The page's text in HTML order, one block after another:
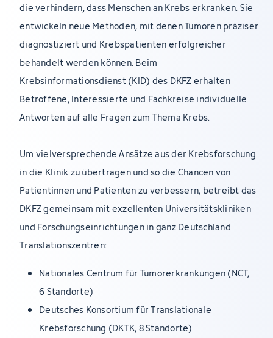
die verhindern, dass Menschen an Krebs erkranken. Sie
entwickeln neue Methoden, mit denen Tumoren präziser
diagnostiziert und Krebspatienten erfolgreicher
behandelt werden können. Beim
Krebsinformationsdienst (KID) des DKFZ erhalten
Betroffene, Interessierte und Fachkreise individuelle
Antworten auf alle Fragen zum Thema Krebs.
Um vielversprechende Ansätze aus der Krebsforschung
in die Klinik zu übertragen und so die Chancen von
Patientinnen und Patienten zu verbessern, betreibt das
DKFZ gemeinsam mit exzellenten Universitätskliniken
und Forschungseinrichtungen in ganz Deutschland
Translationszentren:
Nationales Centrum für Tumorerkrankungen (NCT,
6 Standorte)
Deutsches Konsortium für Translationale
Krebsforschung (DKTK, 8 Standorte)